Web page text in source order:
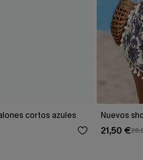
cortos azules Nuevos
21,50 €